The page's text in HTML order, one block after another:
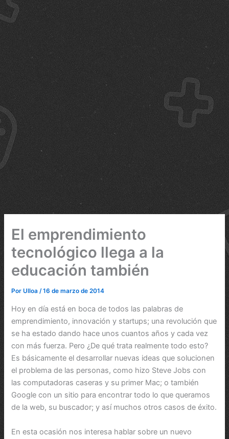
El emprendimiento
tecnológico llega a la
educación también
PorUlloa /16 de marzo de 2014
Hoy en día está en boca de todos las palabras de
emprendimiento, innovación y startups; una revolución que
se ha estado dando hace unos cuantos años y cada vez
con más fuerza. Pero ¿De qué trata realmente todo esto?
Es básicamente el desarrollar nuevas ideas que solucionen
el problema de las personas, como hizo Steve Jobs con
las computadoras caseras y su primer Mac; o también
Google con un sitio para encontrar todo lo que queramos
de la web, su buscador; y así muchos otros casos de éxito.
En esta ocasión nos interesa hablar sobre un nuevo